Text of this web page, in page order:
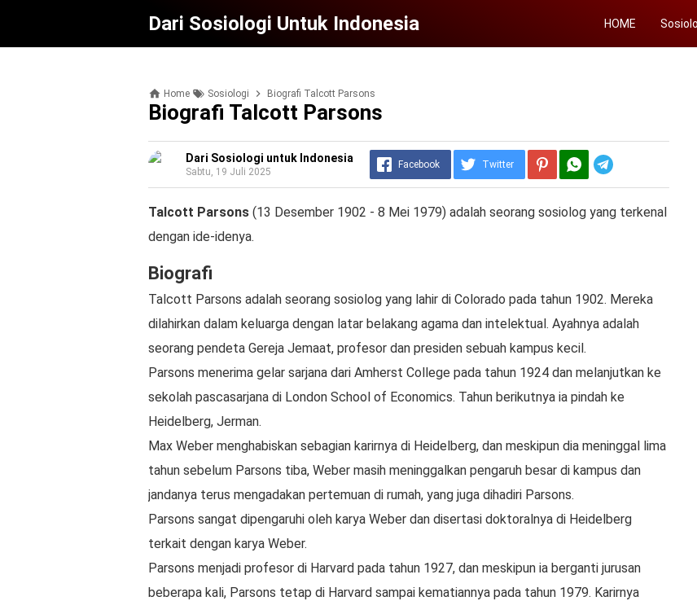
Dari Sosiologi Untuk Indonesia HOME
Home Sosiologi Biografi Talcott Parsons
Biografi Talcott Parsons
Dari Sosiologi untuk Indonesia
Sabtu, 19 Juli 2025
Facebook Twitter
Talcott Parsons (13 Desember 1902 - 8 Mei 1979) adalah seorang sosiolog yang terkenal
dengan ide-idenya.
Biografi
Talcott Parsons adalah seorang sosiolog yang lahir di Colorado pada tahun 1902. Mereka
dilahirkan dalam keluarga dengan latar belakang agama dan intelektual. Ayahnya adalah
seorang pendeta Gereja Jemaat, profesor dan presiden sebuah kampus kecil.
Parsons menerima gelar sarjana dari Amherst College pada tahun 1924 dan melanjutkan ke
sekolah pascasarjana di London School of Economics. Tahun berikutnya ia pindah ke
Heidelberg, Jerman.
Max Weber menghabiskan sebagian karirnya di Heidelberg, dan meskipun dia meninggal lima
tahun sebelum Parsons tiba, Weber masih meninggalkan pengaruh besar di kampus dan
jandanya terus mengadakan pertemuan di rumah, yang juga dihadiri Parsons.
Parsons sangat dipengaruhi oleh karya Weber dan disertasi doktoralnya di Heidelberg
terkait dengan karya Weber.
Parsons menjadi profesor di Harvard pada tahun 1927, dan meskipun ia berganti jurusan
beberapa kali, Parsons tetap di Harvard sampai kematiannya pada tahun 1979. Karirnya